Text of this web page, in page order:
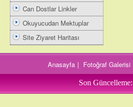
Can Dostlar Linkler
Okuyucudan Mektuplar
Site Ziyaret Haritası
Anasayfa | Fotoğraf Galerisi
Son Güncelleme: